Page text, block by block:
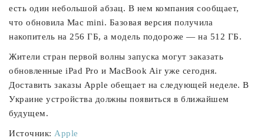
есть один небольшой абзац. В нем компания сообщает,
что обновила Mac mini. Базовая версия получила
накопитель на 256 ГБ, а модель подороже — на 512 ГБ.
Жители стран первой волны запуска могут заказать
обновленные iPad Pro и MacBook Air уже сегодня.
Доставить заказы Apple обещает на следующей неделе. В
Украине устройства должны появиться в ближайшем
будущем.
Источник: Apple